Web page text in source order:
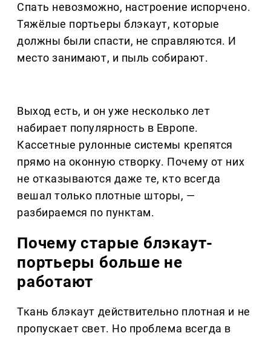
Спать невозможно, настроение испорчено.
Тяжёлые портьеры блэкаут, которые
должны были спасти, не справляются. И
место занимают, и пыль собирают.
Выход есть, и он уже несколько лет
набирает популярность в Европе.
Кассетные рулонные системы крепятся
прямо на оконную створку. Почему от них
не отказываются даже те, кто всегда
вешал только плотные шторы, —
разбираемся по пунктам.
Почему старые блэкаут-
портьеры больше не
работают
Ткань блэкаут действительно плотная и не
пропускает свет. Но проблема всегда в